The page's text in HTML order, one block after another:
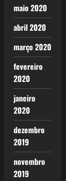
maio 2020
abril 2020
março 2020
fevereiro
2020
janeiro
2020
dezembro
2019
novembro
2019